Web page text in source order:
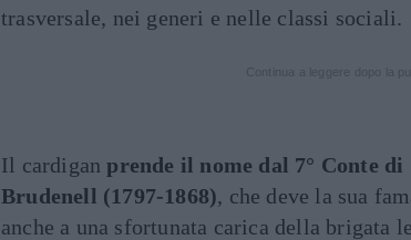
trasversale, nei generi e nelle classi sociali.
Il cardigan prende il nome dal 7° Conte
Brudenell (1797-1868), che deve la sua
anche a una sfortunata carica della brigata